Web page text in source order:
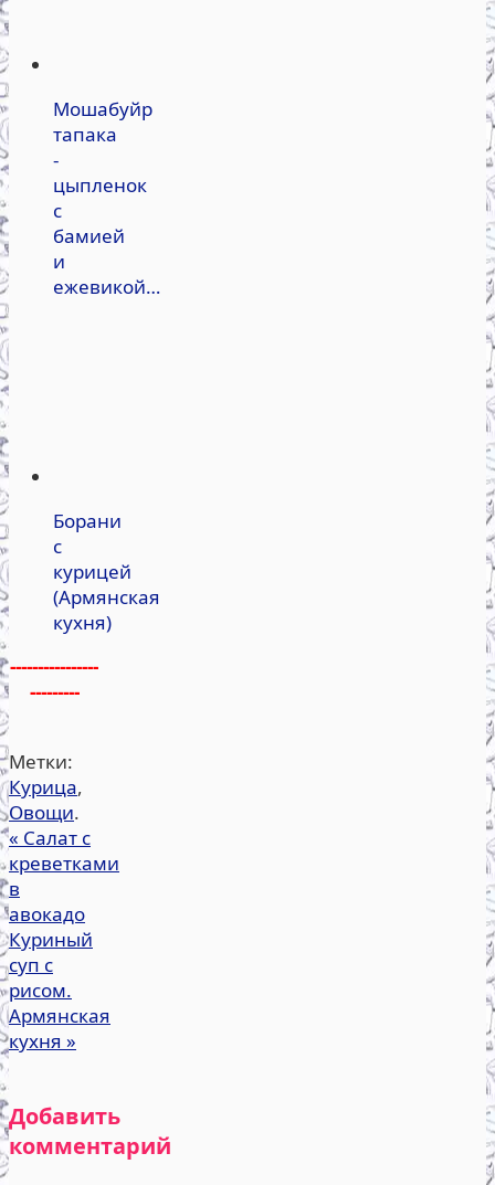
Мошабуйр
тапака
-
цыпленок
с
бамией
и
ежевикой…
Борани
с
курицей
(Армянская
кухня)
----------------
---------
Метки:
Курица,
Овощи.
« Салат с
креветками
в
авокадо
Куриный
суп с
рисом.
Армянская
кухня »
Добавить
комментарий